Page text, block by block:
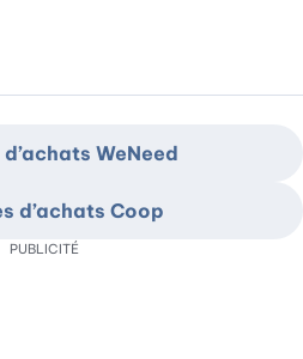
WeNeed
d’achats Coop
PUBLICITÉ